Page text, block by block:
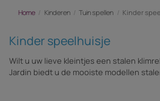
Home Kinderen Tuin spellen Kinder
Kinder speelhuisje
Wilt u uw lieve kleintjes een stalen
Jardin biedt u de mooiste modellen
speels en mooi en staan garant voor